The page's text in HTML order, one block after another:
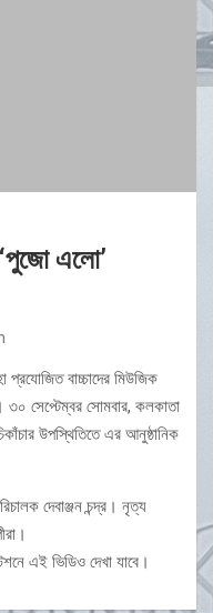
এলো’
প্রযোজিত বাচ্চাদের মিউজিক
সেপ্টেম্বর সোমবার, কলকাতা
উপস্থিতিতে এর আনুষ্ঠানিক
দেবাঞ্জন চন্দ্র। নৃত্য
এই ভিডিও দেখা যাবে।